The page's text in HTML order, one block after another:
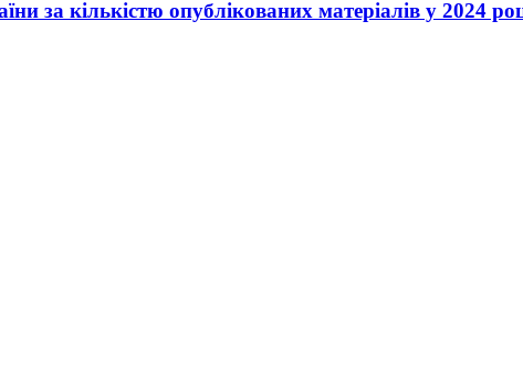
за кількістю опублікованих матеріалів у 2024